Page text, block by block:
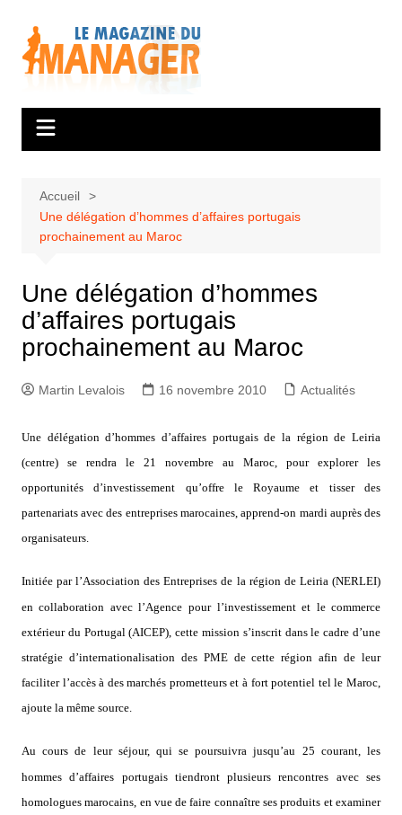
contenu
Accueil
Une délégation d’hommes d’affaires portugais
prochainement au Maroc
Une délégation d’hommes
d’affaires portugais
prochainement au Maroc
Martin Levalois 16 novembre 2010 Actualités
Une délégation d’hommes d’affaires portugais de la région de Leiria
(centre) se rendra le 21 novembre au Maroc, pour explorer les
opportunités d’investissement qu’offre le Royaume et tisser des
partenariats avec des entreprises marocaines, apprend-on mardi auprès des
organisateurs.
Initiée par l’Association des Entreprises de la région de Leiria (NERLEI)
en collaboration avec l’Agence pour l’investissement et le commerce
extérieur du Portugal (AICEP), cette mission s’inscrit dans le cadre d’une
stratégie d’internationalisation des PME de cette région afin de leur
faciliter l’accès à des marchés prometteurs et à fort potentiel tel le Maroc,
ajoute la même source.
Au cours de leur séjour, qui se poursuivra jusqu’au 25 courant, les
hommes d’affaires portugais tiendront plusieurs rencontres avec ses
homologues marocains, en vue de faire connaître ses produits et examiner